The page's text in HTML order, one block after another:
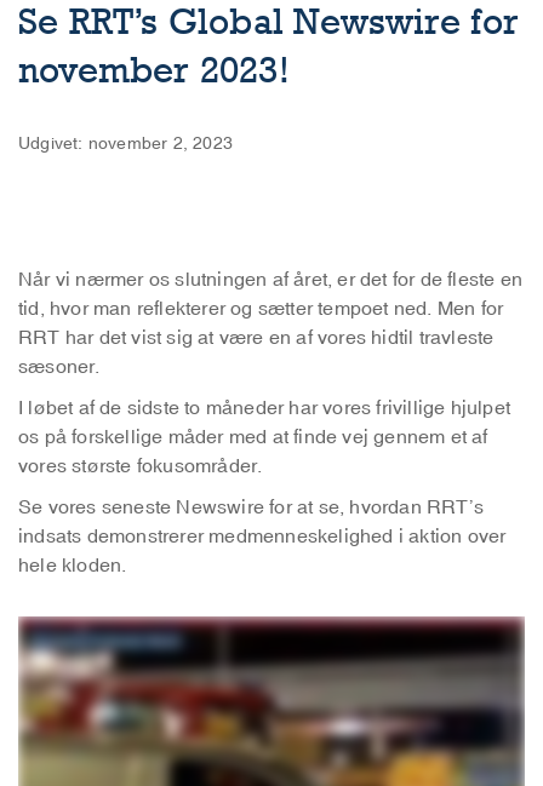
Se RRT’s Global Newswire for
november 2023!
Udgivet: november 2, 2023
Når vi nærmer os slutningen af året, er det for de fleste en
tid, hvor man reflekterer og sætter tempoet ned. Men for
RRT har det vist sig at være en af vores hidtil travleste
sæsoner.
I løbet af de sidste to måneder har vores frivillige hjulpet
os på forskellige måder med at finde vej gennem et af
vores største fokusområder.
Se vores seneste Newswire for at se, hvordan RRT’s
indsats demonstrerer medmenneskelighed i aktion over
hele kloden.